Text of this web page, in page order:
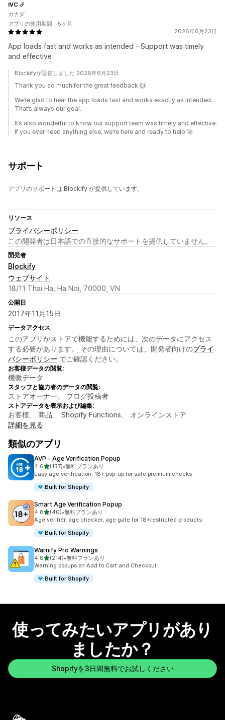
2026年6月23日
App loads fast and works as intended - Support was timely
and effective
IVC
カナダ
アプリの使用期間：5ヶ月
Blockifyが返信しました 2026年6月23日
Thank you so much for the great feedback 🙌
We’re glad to hear the app loads fast and works exactly as intended.
That’s always our goal.
It’s also wonderful to know our support team was timely and effective.
If you ever need anything else, we’re here and ready to help 🚀
サポート
アプリのサポートは Blockify が提供しています。
リソース
プライバシーポリシー
この開発者は日本語での直接的なサポートを提供していません。
開発者
Blockify
ウェブサイト
18/11 Thai Ha, Ha Noi, 70000, VN
公開日
2017年11月15日
データアクセス
このアプリがストアで機能するためには、次のデータにアクセス
する必要があります。 その理由については、開発者向けのプライ
バシーポリシー でご確認ください。
お客様データの閲覧:
機微データ
スタッフと協力者のデータの閲覧:
ストアオーナー、 ブログ投稿者
ストアデータを表示および編集:
お客様、 商品、 Shopify Functions、 オンラインストア
詳細を見る
類似のアプリ
AVP ‑ Age Verification Popup
4.65つ星中
(137)
合計レビュー数：137件
•無料プランあり
Easy age verification: 18+ pop-up for safe premium checks
Built for Shopify
Smart Age Verification Popup
4.85つ星中
(40)
合計レビュー数：40件
•無料プランあり
Age verifier, age checker, age gate for 18+restricted products
Built for Shopify
Warnify Pro Warnings
4.85つ星中
(214)
合計レビュー数：214件
•無料プランあり
Warning popups on Add to Cart and Checkout
Built for Shopify
使ってみたいアプリがあり
ましたか？
Shopifyを3日間無料でお試しください